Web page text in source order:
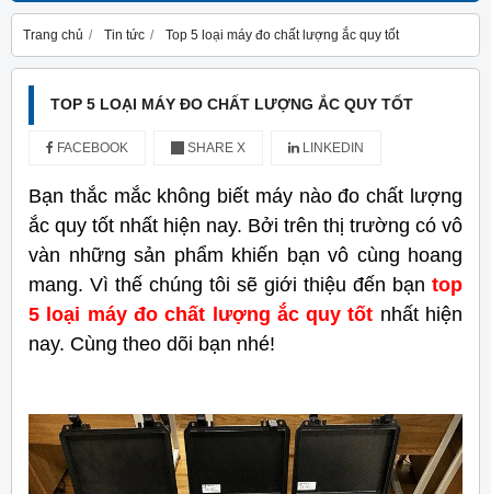
Trang chủ Tin tức Top 5 loại máy đo chất lượng ắc quy tốt
TOP 5 LOẠI MÁY ĐO CHẤT LƯỢNG ẮC QUY TỐT
FACEBOOK SHARE X LINKEDIN
Bạn thắc mắc không biết máy nào đo chất lượng
ắc quy tốt nhất hiện nay. Bởi trên thị trường có vô
vàn những sản phẩm khiến bạn vô cùng hoang
mang. Vì thế chúng tôi sẽ giới thiệu đến bạn top
5 loại máy đo chất lượng ắc quy tốt nhất hiện
nay. Cùng theo dõi bạn nhé!